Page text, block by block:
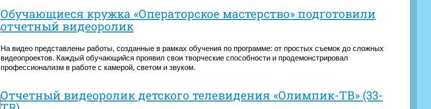
Обучающиеся кружка «Операторское мастерство» подготовили
отчетный видеоролик
На видео представлены работы, созданные в рамках обучения по программе: от простых съемок до сложных
видеопроектов. Каждый обучающийся проявил свои творческие способности и продемонстрировал
профессионализм в работе с камерой, светом и звуком.
Отчетный видеоролик детского телевидения «Олимпик-ТВ» (33-